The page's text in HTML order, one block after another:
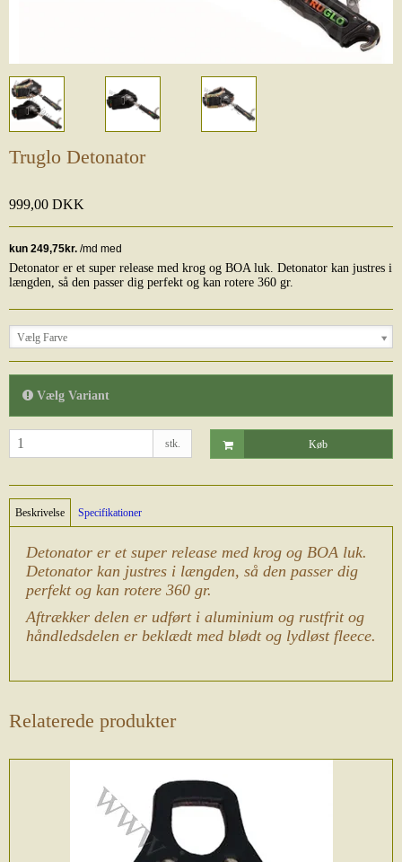
Truglo Detonator
999,00 DKK
Detonator er et super release med krog og BOA luk. Detonator kan justres i
længden, så den passer dig perfekt og kan rotere 360 gr.
Vælg Farve
Vælg Variant
stk. Køb
Beskrivelse Specifikationer
Detonator er et super release med krog og BOA luk.
Detonator kan justres i længden, så den passer dig
perfekt og kan rotere 360 gr.
Aftrækker delen er udført i aluminium og rustfrit og
håndledsdelen er beklædt med blødt og lydløst fleece.
Relaterede produkter